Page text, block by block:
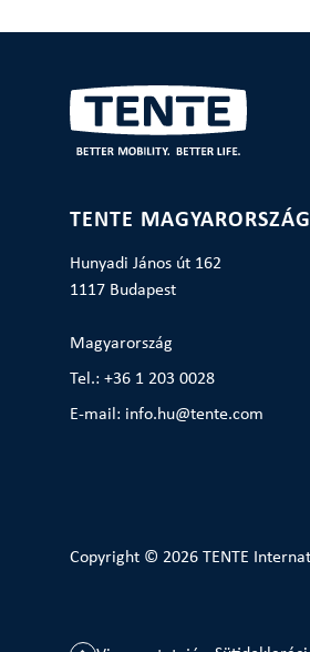
TENTE
Hunyadi János út 162
1117 Budapest
Magyarország
Tel.: +36 1 203 0028
E-mail: info.hu@tente.com
Copyright © 2026 TENTE